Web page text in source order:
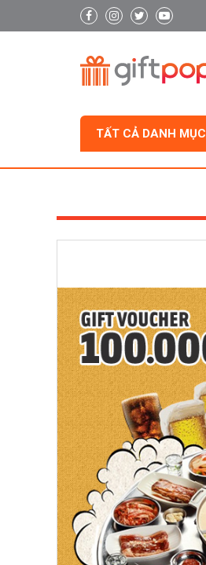
TẤT CẢ DANH MỤC